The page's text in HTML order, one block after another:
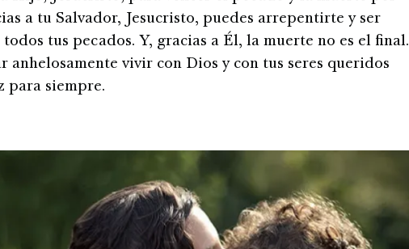
a tu Salvador, Jesucristo, puedes arrepentirte y ser
tus pecados. Y, gracias a Él, la muerte no es el final.
anhelosamente vivir con Dios y con tus seres queridos
para siempre.